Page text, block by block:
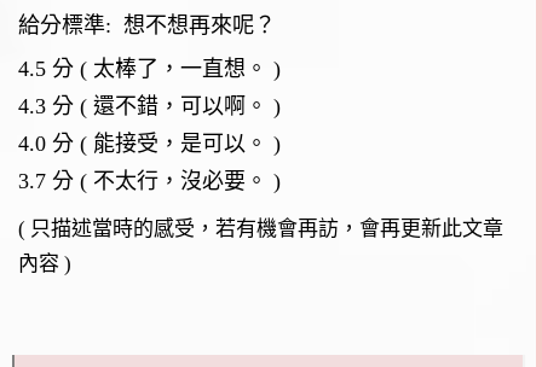
給分標準: 想不想再來呢？
4.5 分 ( 太棒了，一直想。 )
4.3 分 ( 還不錯，可以啊。 )
4.0 分 ( 能接受，是可以。 )
3.7 分 ( 不太行，沒必要。 )
( 只描述當時的感受，若有機會再訪，會再更新此文章
內容 )